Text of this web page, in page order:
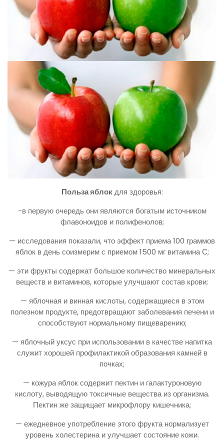
Польза яблокдля здоровья:
-в первую очередь они являются богатым источником
флавоноидов и полифенолов;
— исследования показали, что эффект приема 100 граммов
яблок в день соизмерим с приемом 1500 мг витамина С;
— эти фрукты содержат большое количество минеральных
веществ и витаминов, которые улучшают состав крови;
— яблочная и винная кислоты, содержащиеся в этом
полезном продукте, предотвращают заболевания печени и
способствуют нормальному пищеварению;
— яблочный уксус при использовании в качестве напитка
служит хорошей профилактикой образования камней в
почках;
— кожура яблок содержит пектин и галактуроновую
кислоту, выводящую токсичные вещества из организма.
Пектин же защищает микрофлору кишечника;
— ежедневное употребление этого фрукта нормализует
уровень холестерина и улучшает состояние кожи.